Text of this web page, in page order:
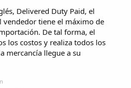
Delivered Duty Paid, el
vendedor tiene el máximo de
De tal forma, el
los costos y realiza todos los
mercancía llegue a su